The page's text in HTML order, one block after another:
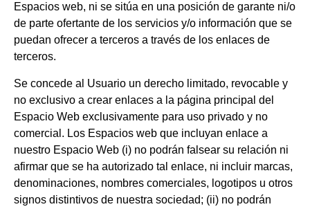
Espacios web, ni se sitúa en una posición de garante ni/o
de parte ofertante de los servicios y/o información que se
puedan ofrecer a terceros a través de los enlaces de
terceros.
Se concede al Usuario un derecho limitado, revocable y
no exclusivo a crear enlaces a la página principal del
Espacio Web exclusivamente para uso privado y no
comercial. Los Espacios web que incluyan enlace a
nuestro Espacio Web (i) no podrán falsear su relación ni
afirmar que se ha autorizado tal enlace, ni incluir marcas,
denominaciones, nombres comerciales, logotipos u otros
signos distintivos de nuestra sociedad; (ii) no podrán